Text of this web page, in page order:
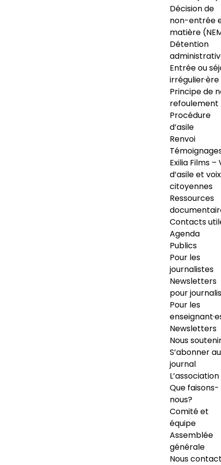
Décision de
non-entrée
matière
Détention
Entrée ou
irrégulier·ère
Principe de
refoulement
Procédure
d’asile
Renvoi
Exilia Films –
d’asile et voix
citoyennes
Ressources
Contacts
Agenda
Publics
Pour les
journalistes
Newsletters
pour
Pour les
Newsletters
Nous
S’abonner au
journal
L’association
Que faisons-
nous?
Comité et
équipe
Assemblée
générale
Nous